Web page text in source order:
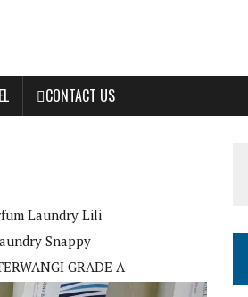
CONTACT US
Laundry Lili
Snappy
GRADE A